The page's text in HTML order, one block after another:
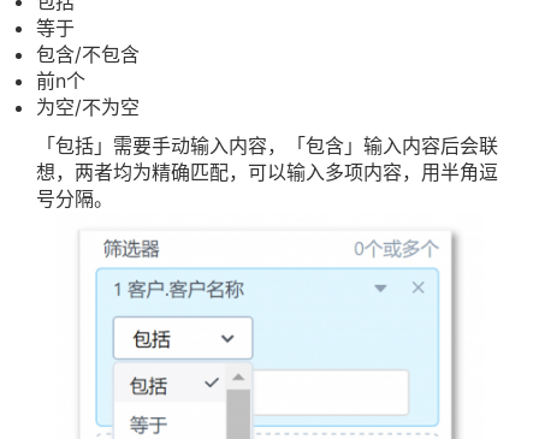
等于
包含/不包含
前n个
为空/不为空
「包括」需要手动输入内容，「包含」输入内容后会联
想，两者均为精确匹配，可以输入多项内容，用半角逗
号分隔。